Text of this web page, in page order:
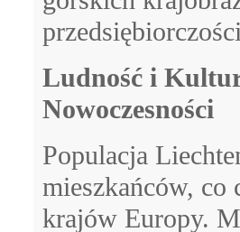
Ludność i
Nowoczesności
Populacja
mieszkańców,
krajów Europy.